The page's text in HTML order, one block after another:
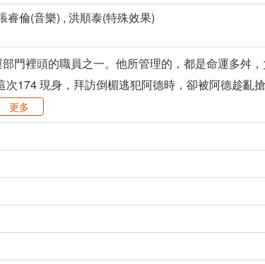
睿倫(音樂) , 洪順泰(特殊效果)
門裡頭的職員之一。他所管理的，都是命運多舛
174 現身，拜訪倒楣逃犯阿德時，卻被阿德趁亂
更多